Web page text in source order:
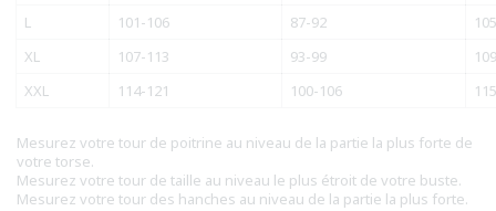
L
101-106 87-92
XL
107-113 93-99
XXL
114-121 100-106
Mesurez votre tour de poitrine au niveau de la partie la plus forte de
votre torse.
Mesurez votre tour de taille au niveau le plus étroit de votre buste.
Mesurez votre tour des hanches au niveau de la partie la plus forte.